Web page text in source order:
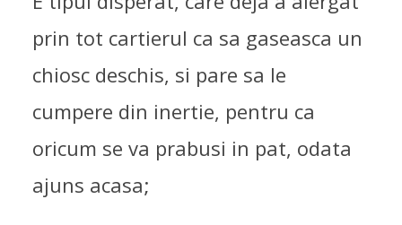
prin tot cartierul ca sa gaseasca un
chiosc deschis, si pare sa le
cumpere din inertie, pentru ca
oricum se va prabusi in pat, odata
ajuns acasa;